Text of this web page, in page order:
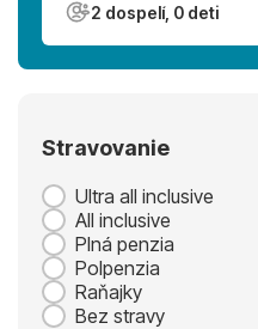
2 dospelí, 0 deti
Stravovanie
Ultra all inclusive
All inclusive
Plná penzia
Polpenzia
Raňajky
Bez stravy